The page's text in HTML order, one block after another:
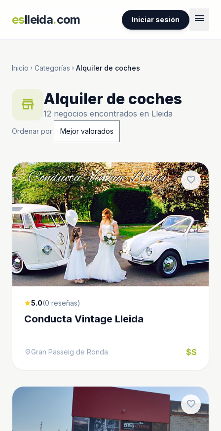
eslleida.com Iniciar sesión menu
Inicio chevron_right Categorías chevron_right Alquiler de coches
store Alquiler de coches
12 negocios encontrados en Lleida
Ordenar por:
favorite
star5.0(0 reseñas)
Conducta Vintage Lleida
location_onGran Passeig de Ronda $$
favorite